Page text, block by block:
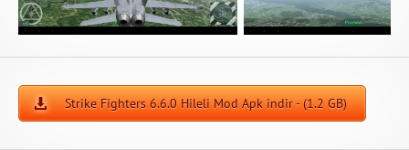
Strike Fighters 6.6.0 Hileli Mod Apk indir - (1.2 GB)